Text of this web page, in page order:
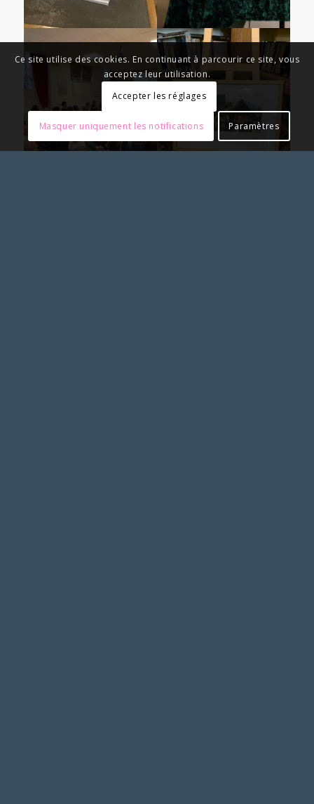
Ce site utilise des cookies. En continuant à parcourir ce site, vous
acceptez leur utilisation.
Accepter les réglages
Masquer uniquement les notifications Paramètres